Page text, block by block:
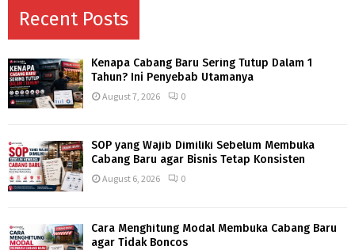
Recent Posts
Kenapa Cabang Baru Sering Tutup Dalam 1
Tahun? Ini Penyebab Utamanya
August 7, 2026 0
SOP yang Wajib Dimiliki Sebelum Membuka
Cabang Baru agar Bisnis Tetap Konsisten
August 6, 2026 0
Cara Menghitung Modal Membuka Cabang Baru
agar Tidak Boncos